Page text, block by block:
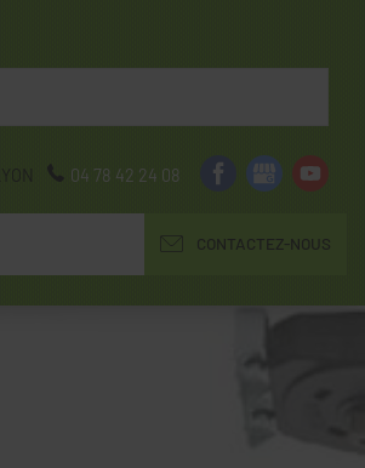
LYON 04 78 42 24 08
CONTACTEZ-NOUS